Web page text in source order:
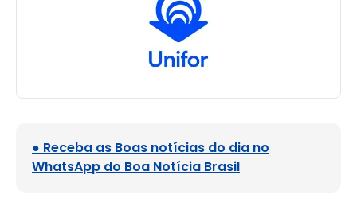
● Receba as Boas notícias do dia no
WhatsApp do Boa Notícia Brasil